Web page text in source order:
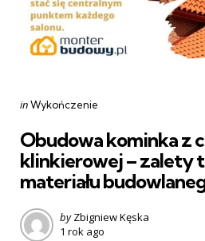
Categories
Posted
inWykończenie
Obudowa kominka z
klinkierowej – zalety
materiału
Posted
by
by Zbigniew Kęska
1 rok ago